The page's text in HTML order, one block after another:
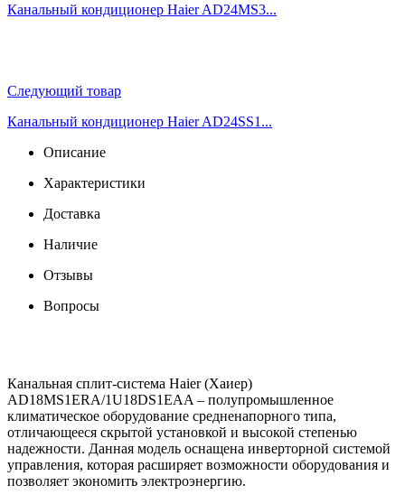
Канальный кондиционер Haier AD24MS3...
Следующий товар
Канальный кондиционер Haier AD24SS1...
Описание
Характеристики
Доставка
Наличие
Отзывы
Вопросы
Канальная сплит-система Haier (Хаиер)
AD18MS1ERA/1U18DS1EAA – полупромышленное
климатическое оборудование средненапорного типа,
отличающееся скрытой установкой и высокой степенью
надежности. Данная модель оснащена инверторной системой
управления, которая расширяет возможности оборудования и
позволяет экономить электроэнергию.